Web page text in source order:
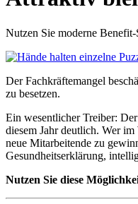
Nutzen Sie moderne
Der Fachkräftemangel
zu besetzen.
Ein wesentlicher Treiber:
diesem Jahr deutlich. Wer
neue Mitarbeitende zu
Gesundheitserklärung,
Nutzen Sie diese